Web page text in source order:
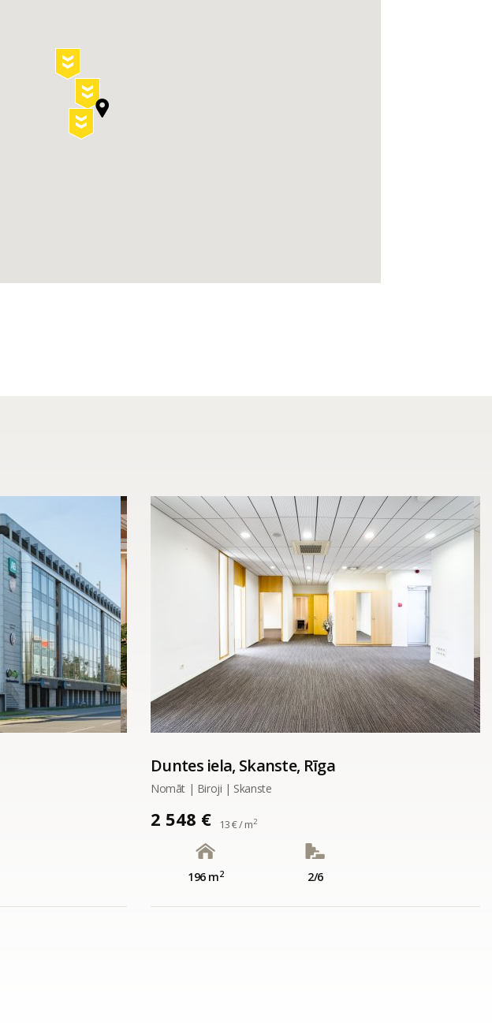
Duntes iela, Skanste, Rīga
Nomāt | Biroji | Skanste
2 548 € 13 € / m2
196 m2 2/6